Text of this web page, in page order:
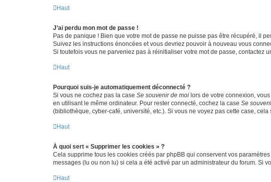
Haut
J’ai perdu mon mot de passe !
Pas de panique ! Bien que votre mot de passe ne puisse pas être récupéré, il
Suivez les instructions énoncées et vous devriez pouvoir à nouveau vous
Si toutefois vous ne parveniez pas à réinitialiser votre mot de passe, contactez
Haut
Pourquoi suis-je automatiquement déconnecté ?
Si vous ne cochez pas la case Se souvenir de moi lors de votre connexion,
en utilisant le même ordinateur. Pour rester connecté, cochez la case Se
(bibliothèque, cyber-café, université, etc.). Si vous ne voyez pas cette case,
Haut
À quoi sert « Supprimer les cookies » ?
Cela supprime tous les cookies créés par phpBB qui conservent vos
messages (lu ou non lu) si cela a été activé par un administrateur du forum. Si
Haut